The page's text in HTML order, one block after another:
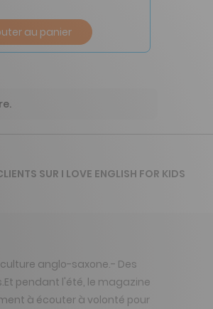
au panier
anglo-saxone.- Des
pendant l'été, le magazine
à écouter à volonté pour
SUR I LOVE ENGLISH FOR KIDS